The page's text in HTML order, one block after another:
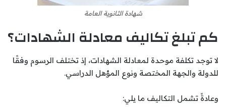
شهادة الثانوية العامة
كم تبلغ تكاليف معادلة الشهادات؟
لا توجد تكلفة موحدة لمعادلة الشهادات، إذ تختلف الرسوم وفقًا
للدولة والجهة المختصة ونوع المؤهل الدراسي.
وعادةً تشمل التكاليف ما يلي: